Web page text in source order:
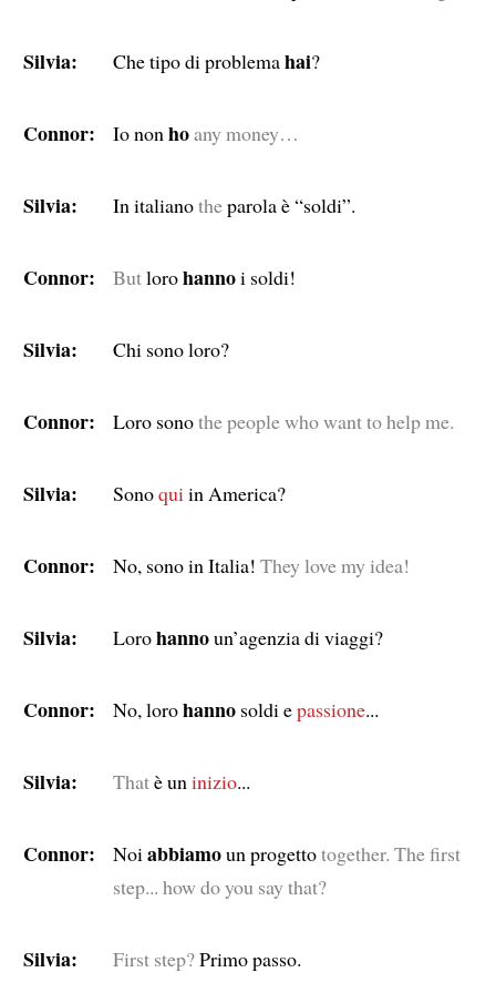
Silvia: Che tipo di problemahai?
Connor: Io nonhoany money…
Silvia: In italianotheparola è “soldi”.
Connor: Butlorohannoi soldi!
Silvia: Chi sono loro?
Connor: Loro sonothe people who want to help me.
Silvia: Sonoquiin America?
Connor: No, sono in Italia! They love my idea!
Silvia: Lorohannoun’agenzia di viaggi?
Connor: No, lorohannosoldi epassione...
Silvia: Thatè uninizio...
Connor: Noiabbiamoun progettotogether. The first
step... how do you say that?
Silvia: First step?Primo passo.